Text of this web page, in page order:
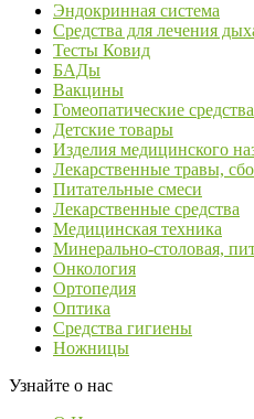
Эндокринная система
Средства для лечения
Тесты Ковид
БАДы
Вакцины
Гомеопатические средства
Детские товары
Изделия медицинского
Лекарственные травы,
Питательные смеси
Лекарственные средства
Медицинская техника
Минерально-столовая,
Онкология
Ортопедия
Оптика
Средства гигиены
Ножницы
Узнайте о нас